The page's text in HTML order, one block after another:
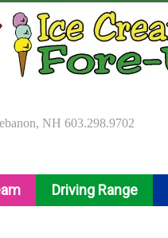
NH 603.298.9702
Driving Range